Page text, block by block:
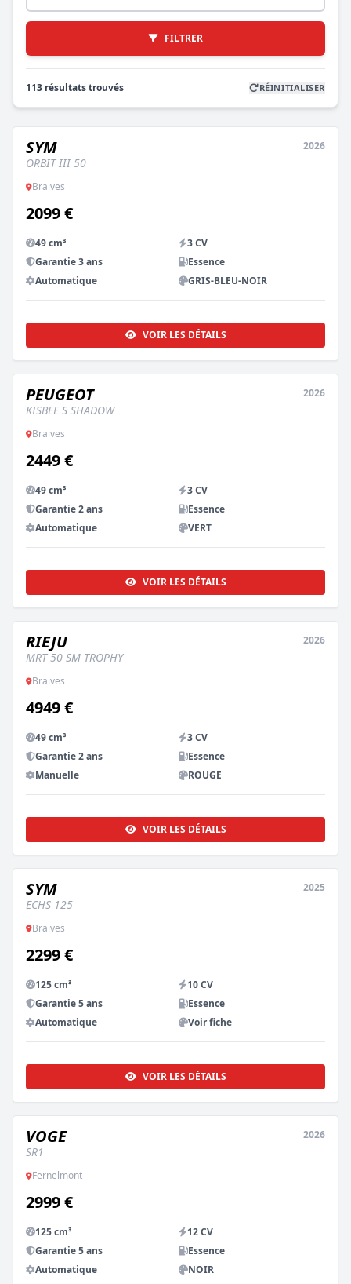
FILTRER
113 résultats trouvés RÉINITIALISER
NEUF
SYM
ORBIT III 50
2026
Braives
2099 €
49 cm³
3 CV
Garantie 3 ans
Essence
Automatique
GRIS-BLEU-NOIR
VOIR LES DÉTAILS
NEUF
PEUGEOT
KISBEE S SHADOW
2026
Braives
2449 €
49 cm³
3 CV
Garantie 2 ans
Essence
Automatique
VERT
VOIR LES DÉTAILS
NEUF
RIEJU
MRT 50 SM TROPHY
2026
Braives
4949 €
49 cm³
3 CV
Garantie 2 ans
Essence
Manuelle
ROUGE
VOIR LES DÉTAILS
NEUF
SYM
ECHS 125
2025
Braives
2299 €
125 cm³
10 CV
Garantie 5 ans
Essence
Automatique
Voir fiche
VOIR LES DÉTAILS
NEUF
VOGE
SR1
2026
Fernelmont
2999 €
125 cm³
12 CV
Garantie 5 ans
Essence
Automatique
NOIR